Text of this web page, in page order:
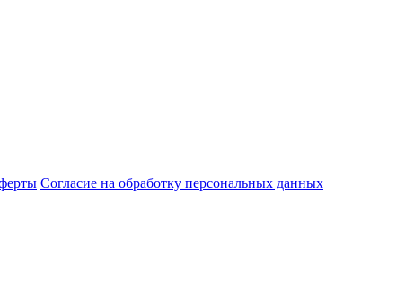
Согласие на обработку персональных данных